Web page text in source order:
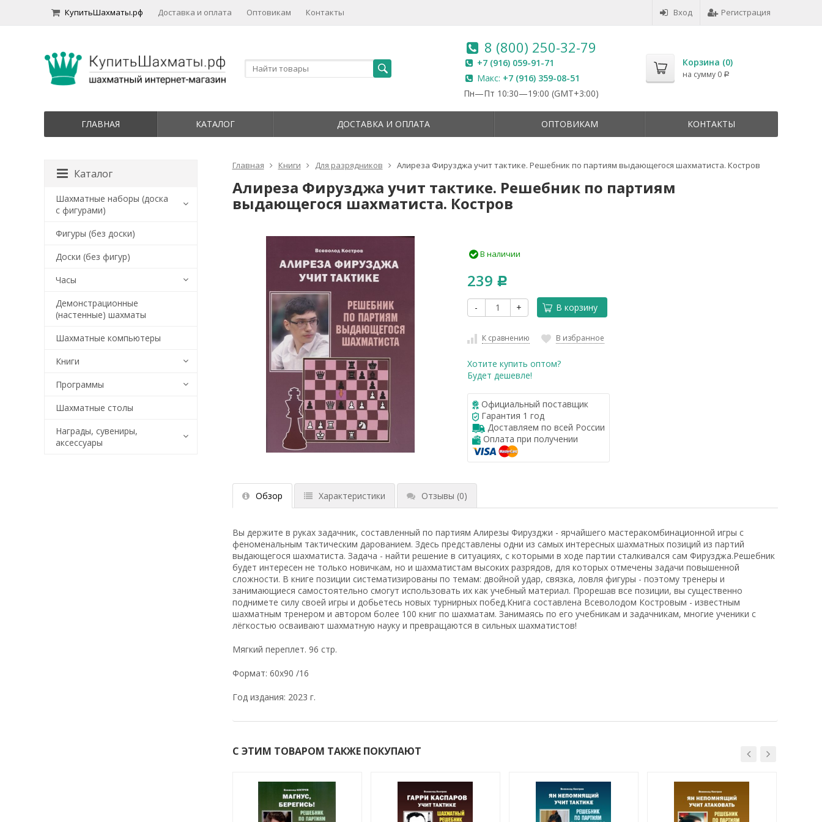
Вход Регистрация
КупитьШахматы.рф Доставка и оплата Оптовикам Контакты
8 (800) 250-32-79
+7 (916) 059-91-71
Макс: +7 (916) 359-08-51
Пн—Пт 10:30—19:00 (GMT+3:00)
Корзина (0)
на сумму 0 Р
ГЛАВНАЯ КАТАЛОГ ДОСТАВКА И ОПЛАТА ОПТОВИКАМ КОНТАКТЫ
Главная Книги Для разрядников Алиреза Фирузджа учит тактике. Решебник по партиям выдающегося шахматиста. Костров
Алиреза Фирузджа учит тактике. Решебник по партиям
выдающегося шахматиста. Костров
В наличии
239 Р
- + В корзину
К сравнению В избранное
Хотите купить оптом?
Будет дешевле!
Официальный поставщик
Гарантия 1 год
Доставляем по всей России
Оплата при получении
Обзор Характеристики Отзывы (0)
Вы держите в руках задачник, составленный по партиям Алирезы Фирузджи - ярчайшего мастеракомбинационной игры с
феноменальным тактическим дарованием. Здесь представлены одни из самых интересных шахматных позиций из партий
выдающегося шахматиста. Задача - найти решение в ситуациях, с которыми в ходе партии сталкивался сам Фирузджа.Решебник
будет интересен не только новичкам, но и шахматистам высоких разрядов, для которых отмечены задачи повышенной
сложности. В книге позиции систематизированы по темам: двойной удар, связка, ловля фигуры - поэтому тренеры и
занимающиеся самостоятельно смогут использовать их как учебный материал. Прорешав все позиции, вы существенно
поднимете силу своей игры и добьетесь новых турнирных побед.Книга составлена Всеволодом Костровым - известным
шахматным тренером и автором более 100 книг по шахматам. Занимаясь по его учебникам и задачникам, многие ученики с
лёгкостью осваивают шахматную науку и превращаются в сильных шахматистов!
Мягкий переплет. 96 стр.
Формат: 60х90 /16
Год издания: 2023 г.
С ЭТИМ ТОВАРОМ ТАКЖЕ ПОКУПАЮТ
Каталог
Шахматные наборы (доска
с фигурами)
Фигуры (без доски)
Доски (без фигур)
Часы
Демонстрационные
(настенные) шахматы
Шахматные компьютеры
Книги
Программы
Шахматные столы
Награды, сувениры,
аксессуары